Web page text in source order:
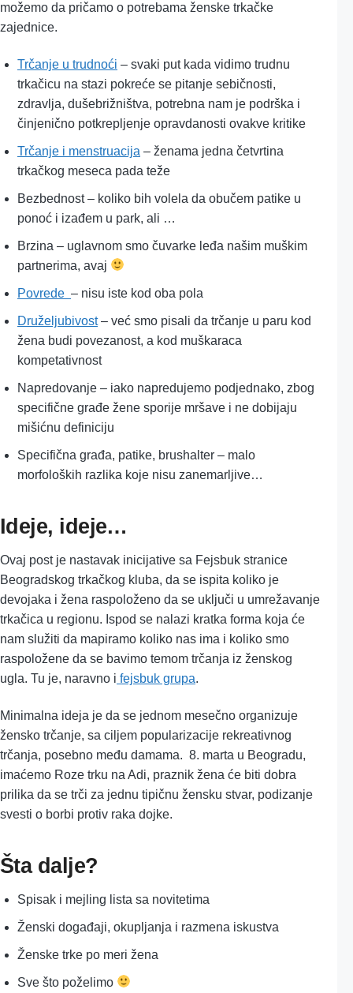
možemo da pričamo o potrebama ženske trkačke
zajednice.
Trčanje u trudnoći – svaki put kada vidimo trudnu
trkačicu na stazi pokreće se pitanje sebičnosti,
zdravlja, dušebrižništva, potrebna nam je podrška i
činjenično potkrepljenje opravdanosti ovakve kritike
Trčanje i menstruacija – ženama jedna četvrtina
trkačkog meseca pada teže
Bezbednost – koliko bih volela da obučem patike u
ponoć i izađem u park, ali …
Brzina – uglavnom smo čuvarke leđa našim muškim
partnerima, avaj
Povrede – nisu iste kod oba pola
Druželjubivost– već smo pisali da trčanje u paru kod
žena budi povezanost, a kod muškaraca
kompetativnost
Napredovanje – iako napredujemo podjednako, zbog
specifične građe žene sporije mršave i ne dobijaju
mišićnu definiciju
Specifična građa, patike, brushalter – malo
morfoloških razlika koje nisu zanemarljive…
Ideje, ideje…
Ovaj post je nastavak inicijative sa Fejsbuk stranice
Beogradskog trkačkog kluba, da se ispita koliko je
devojaka i žena raspoloženo da se uključi u umrežavanje
trkačica u regionu. Ispod se nalazi kratka forma koja će
nam služiti da mapiramo koliko nas ima i koliko smo
raspoložene da se bavimo temom trčanja iz ženskog
ugla. Tu je, naravno i fejsbuk grupa.
Minimalna ideja je da se jednom mesečno organizuje
žensko trčanje, sa ciljem popularizacije rekreativnog
trčanja, posebno među damama. 8. marta u Beogradu,
imaćemo Roze trku na Adi, praznik žena će biti dobra
prilika da se trči za jednu tipičnu žensku stvar, podizanje
svesti o borbi protiv raka dojke.
Šta dalje?
Spisak i mejling lista sa novitetima
Ženski događaji, okupljanja i razmena iskustva
Ženske trke po meri žena
Sve što poželimo